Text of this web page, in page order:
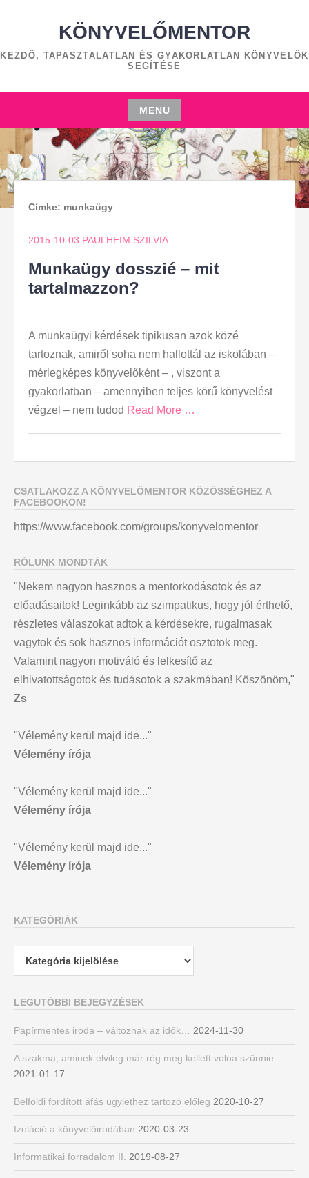
KÖNYVELŐMENTOR
KEZDŐ, TAPASZTALATLAN ÉS GYAKORLATLAN KÖNYVELŐK
SEGÍTÉSE
MENU
Skip
to
content
Címke: munkaügy
2015-10-03 PAULHEIM SZILVIA
Munkaügy dosszié – mit
tartalmazzon?
A munkaügyi kérdések tipikusan azok közé
tartoznak, amiről soha nem hallottál az iskolában –
mérlegképes könyvelőként – , viszont a
gyakorlatban – amennyiben teljes körű könyvelést
végzel – nem tudod Read More …
CSATLAKOZZ A KÖNYVELŐMENTOR KÖZÖSSÉGHEZ A
FACEBOOKON!
https://www.facebook.com/groups/konyvelomentor
RÓLUNK MONDTÁK
"Nekem nagyon hasznos a mentorkodásotok és az
előadásaitok! Leginkább az szimpatikus, hogy jól érthető,
részletes válaszokat adtok a kérdésekre, rugalmasak
vagytok és sok hasznos információt osztotok meg.
Valamint nagyon motiváló és lelkesítő az
elhivatottságotok és tudásotok a szakmában! Köszönöm,"
Zs
"Vélemény kerül majd ide..."
Vélemény írója
"Vélemény kerül majd ide..."
Vélemény írója
"Vélemény kerül majd ide..."
Vélemény írója
KATEGÓRIÁK
Kategóriák
LEGUTÓBBI BEJEGYZÉSEK
Papírmentes iroda – változnak az idők… 2024-11-30
A szakma, aminek elvileg már rég meg kellett volna szűnnie
2021-01-17
Belföldi fordított áfás ügylethez tartozó előleg 2020-10-27
Izoláció a könyvelőirodában 2020-03-23
Informatikai forradalom II. 2019-08-27